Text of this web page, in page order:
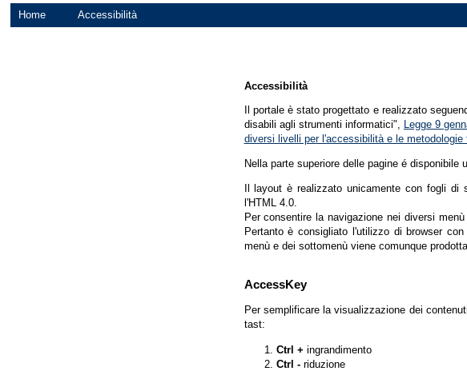
Home Accessibilità
Accessibilità
Il portale è stato progettato e realizzato
disabili agli strumenti informatici", Legge 9
diversi livelli per l'accessibilità e le
Nella parte superiore delle pagine é
Il layout è realizzato unicamente con fogli
l'HTML 4.0.
Per consentire la navigazione nei diversi
Pertanto è consigliato l'utilizzo di browser
menù e dei sottomenù viene comunque
AccessKey
Per semplificare la visualizzazione dei
tast:
Ctrl + ingrandimento
Ctrl -riduzione